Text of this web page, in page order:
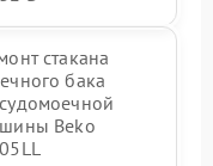
стакана
бака
Beko